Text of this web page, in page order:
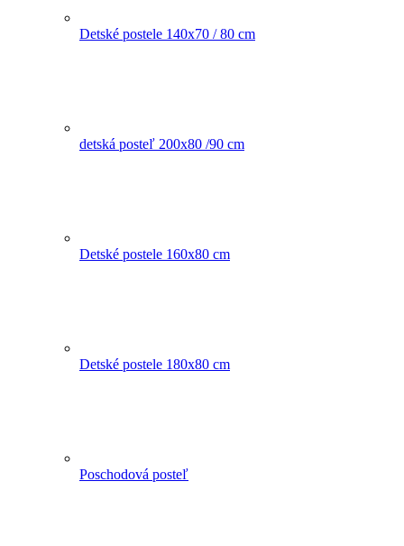
Detské postele 140x70 / 80 cm
detská posteľ 200x80 /90 cm
Detské postele 160x80 cm
Detské postele 180x80 cm
Poschodová posteľ